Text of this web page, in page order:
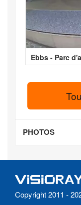
Ebbs - Parc
PHOTOS
Copyright 2011 -